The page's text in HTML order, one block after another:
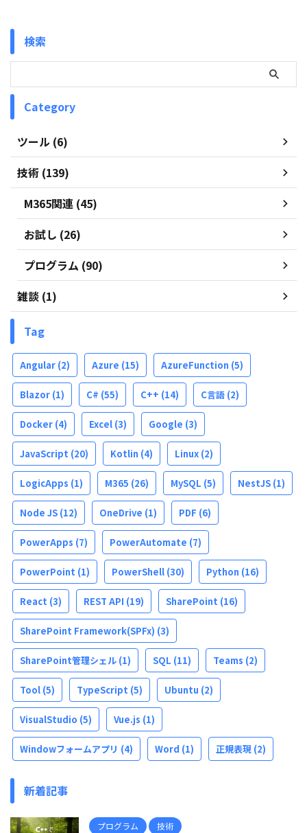
検索
Category
ツール (6)
技術 (139)
M365関連 (45)
お試し (26)
プログラム (90)
雑談 (1)
Tag
Angular (2) Azure (15) AzureFunction (5)
Blazor (1) C# (55) C++ (14) C言語 (2)
Docker (4) Excel (3) Google (3)
JavaScript (20) Kotlin (4) Linux (2)
LogicApps (1) M365 (26) MySQL (5) NestJS (1)
Node JS (12) OneDrive (1) PDF (6)
PowerApps (7) PowerAutomate (7)
PowerPoint (1) PowerShell (30) Python (16)
React (3) REST API (19) SharePoint (16)
SharePoint Framework(SPFx) (3)
SharePoint管理シェル (1) SQL (11) Teams (2)
Tool (5) TypeScript (5) Ubuntu (2)
VisualStudio (5) Vue.js (1)
Windowフォームアプリ (4) Word (1) 正規表現 (2)
新着記事
プログラム 技術